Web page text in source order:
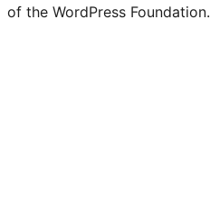
of the WordPress Foundation.